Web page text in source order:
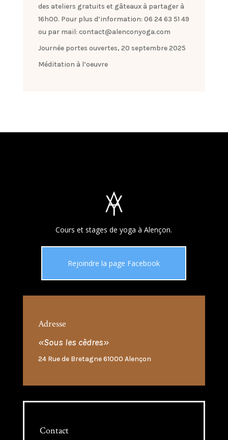
des ateliers gratuits et gâteaux à partager à
16h00. Pour plus d’information: 06 24 63 51 49
ou par mail: contact@alenconyoga.com
Journée portes ouvertes, 20 septembre 2025
Méditation à l’oeuvre
Cours et stages de yoga à Alençon.
Rejoindre la page Facebook
Adresse
«Sous les cèdres»
24 Rue de Bretagne 61000 Alençon
Contact